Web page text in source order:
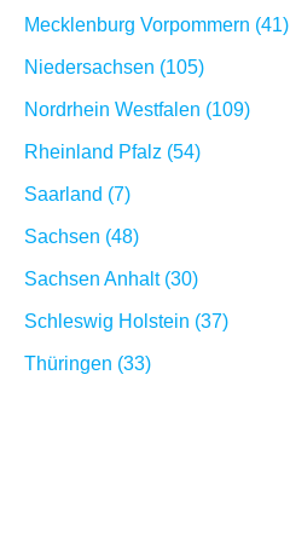
Mecklenburg Vorpommern (41)
Niedersachsen (105)
Nordrhein Westfalen (109)
Rheinland Pfalz (54)
Saarland (7)
Sachsen (48)
Sachsen Anhalt (30)
Schleswig Holstein (37)
Thüringen (33)